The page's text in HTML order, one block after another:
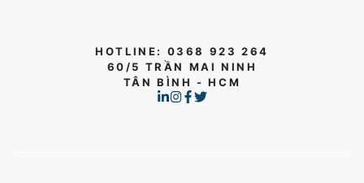
HOTLINE: 0368 923 264
60/5 TRẦN MAI NINH
TÂN BÌNH - HCM